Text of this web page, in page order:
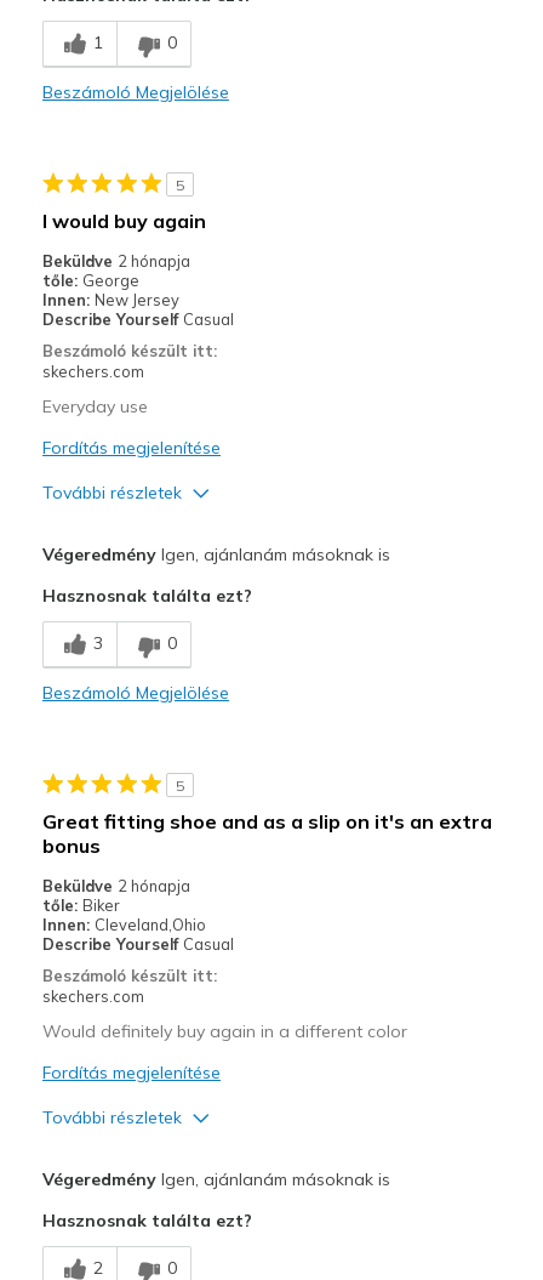
Stylish
Legjobb használat
Casual Wear
Sizing
Feels true to size
View On Shoes
Shoes are for Wearing
1 0
Beszámoló Megjelölése
5
I would buy again
Beküldve 2 hónapja
tőle: George
Innen: New Jersey
Describe Yourself Casual
Beszámoló készült itt:
skechers.com
Everyday use
Fordítás megjelenítése
További részletek
Breathe Well
Comfortable
Legjobb használat
Casual Wear
Going Out
Special Occasions
Travel
Width
Feels true to width
Sizing
Feels true to size
VégeredményIgen, ajánlanám másoknak is
Hasznosnak találta ezt?
3 0
Beszámoló Megjelölése
5
Great fitting shoe and as a slip on it's an extra
bonus
Beküldve 2 hónapja
tőle: Biker
Innen: Cleveland,Ohio
Describe Yourself Casual
Beszámoló készült itt:
skechers.com
Would definitely buy again in a different color
Fordítás megjelenítése
További részletek
Comfortable
VégeredményIgen, ajánlanám másoknak is
Hasznosnak találta ezt?
2 0